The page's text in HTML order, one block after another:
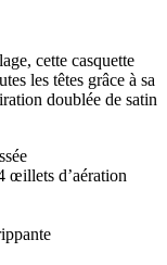
cette casquette
les têtes grâce à sa
doublée de satin
œillets d’aération